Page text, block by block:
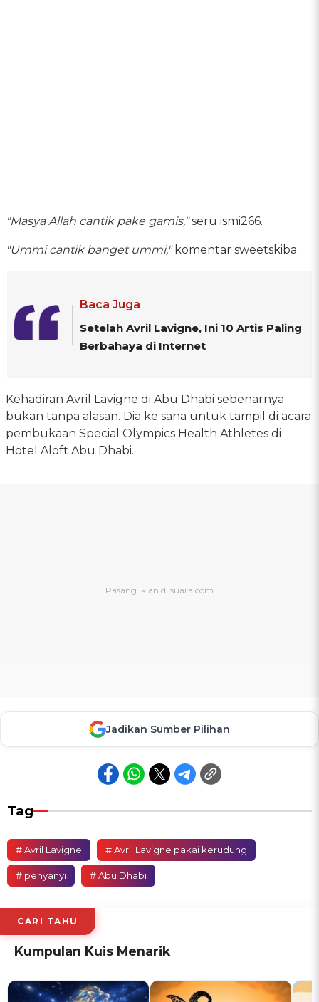
"Masya Allah cantik pake gamis,"seru ismi266.
"Ummi cantik banget ummi,"komentar sweetskiba.
Baca Juga
Setelah Avril Lavigne, Ini 10 Artis Paling
Berbahaya di Internet
Kehadiran Avril Lavigne di Abu Dhabi sebenarnya
bukan tanpa alasan. Dia ke sana untuk tampil di acara
pembukaan Special Olympics Health Athletes di
Hotel Aloft Abu Dhabi.
Jadikan Sumber Pilihan
Tag
# Avril Lavigne # Avril Lavigne pakai kerudung
# penyanyi # Abu Dhabi
CARI TAHU
Kumpulan Kuis Menarik